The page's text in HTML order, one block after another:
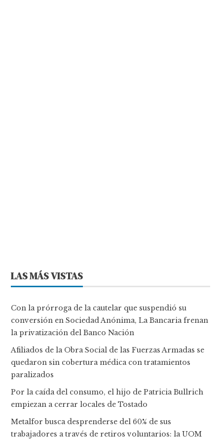
LAS MÁS VISTAS
Con la prórroga de la cautelar que suspendió su
conversión en Sociedad Anónima, La Bancaria frenan
la privatización del Banco Nación
Afiliados de la Obra Social de las Fuerzas Armadas se
quedaron sin cobertura médica con tratamientos
paralizados
Por la caída del consumo, el hijo de Patricia Bullrich
empiezan a cerrar locales de Tostado
Metalfor busca desprenderse del 60% de sus
trabajadores a través de retiros voluntarios: la UOM